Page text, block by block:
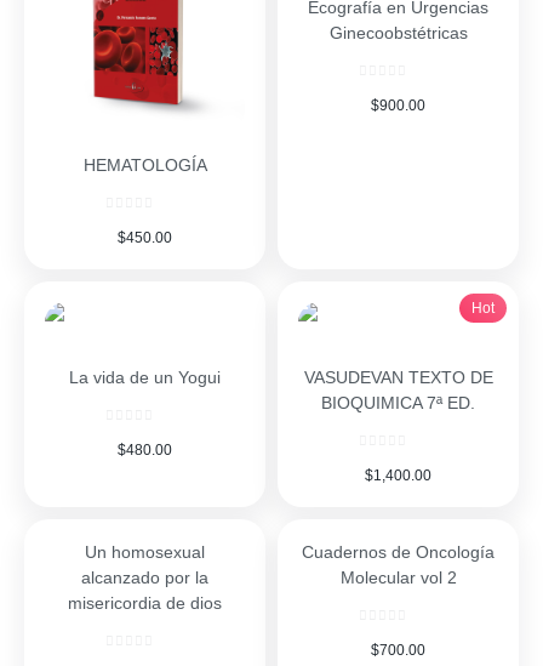
HEMATOLOGÍA
$450.00
Ecografía en Urgencias
Ginecoobstétricas
$900.00
La vida de un Yogui
$480.00
VASUDEVAN TEXTO DE
BIOQUIMICA 7ª ED.
$1,400.00
Hot
Un homosexual
alcanzado por la
misericordia de dios
Cuadernos de Oncología
Molecular vol 2
$700.00